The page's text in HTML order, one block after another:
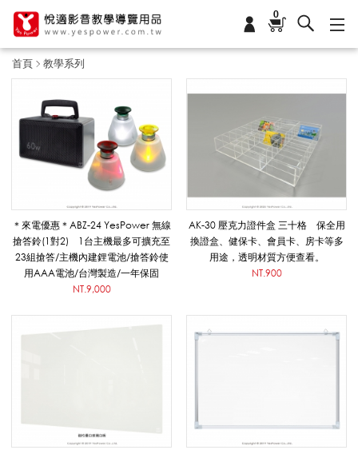
0
首頁 教學系列
教
學
系
列
|
＊來電優惠＊ABZ-24 YesPower 無線
搶答鈴(1對2) 1台主機最多可擴充至
23組搶答/主機內建鋰電池/搶答鈴使
用AAA電池/台灣製造/一年保固
NT.9,000
AK-30 壓克力證件盒 三十格 保全用
換證盒、健保卡、會員卡、房卡等多
用途，透明材質方便查看。
NT.900